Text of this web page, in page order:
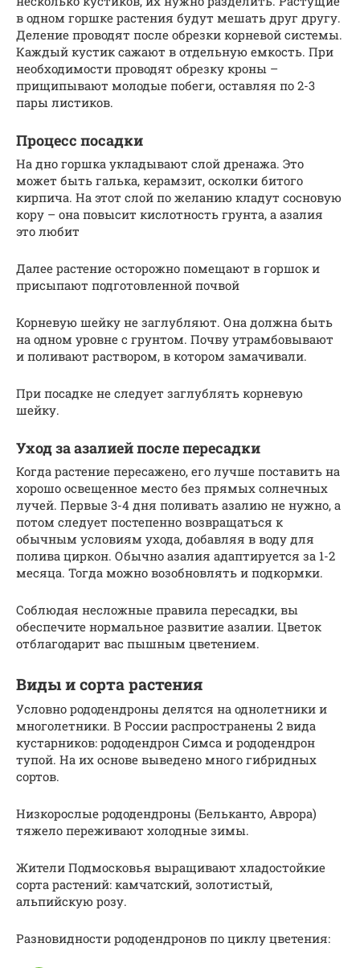
в одном горшке растения будут мешать друг другу.
Деление проводят после обрезки корневой системы.
Каждый кустик сажают в отдельную емкость. При
необходимости проводят обрезку кроны –
прищипывают молодые побеги, оставляя по 2-3
пары листиков.
Процесс посадки
На дно горшка укладывают слой дренажа. Это
может быть галька, керамзит, осколки битого
кирпича. На этот слой по желанию кладут сосновую
кору – она повысит кислотность грунта, а азалия
это любит
Далее растение осторожно помещают в горшок и
присыпают подготовленной почвой
Корневую шейку не заглубляют. Она должна быть
на одном уровне с грунтом. Почву утрамбовывают
и поливают раствором, в котором замачивали.
При посадке не следует заглублять корневую
шейку.
Уход за азалией после пересадки
Когда растение пересажено, его лучше поставить на
хорошо освещенное место без прямых солнечных
лучей. Первые 3-4 дня поливать азалию не нужно, а
потом следует постепенно возвращаться к
обычным условиям ухода, добавляя в воду для
полива циркон. Обычно азалия адаптируется за 1-2
месяца. Тогда можно возобновлять и подкормки.
Соблюдая несложные правила пересадки, вы
обеспечите нормальное развитие азалии. Цветок
отблагодарит вас пышным цветением.
Виды и сорта растения
Условно рододендроны делятся на однолетники и
многолетники. В России распространены 2 вида
кустарников: рододендрон Симса и рододендрон
тупой. На их основе выведено много гибридных
сортов.
Низкорослые рододендроны (Бельканто, Аврора)
тяжело переживают холодные зимы.
Жители Подмосковья выращивают хладостойкие
сорта растений: камчатский, золотистый,
альпийскую розу.
Разновидности рододендронов по циклу цветения: